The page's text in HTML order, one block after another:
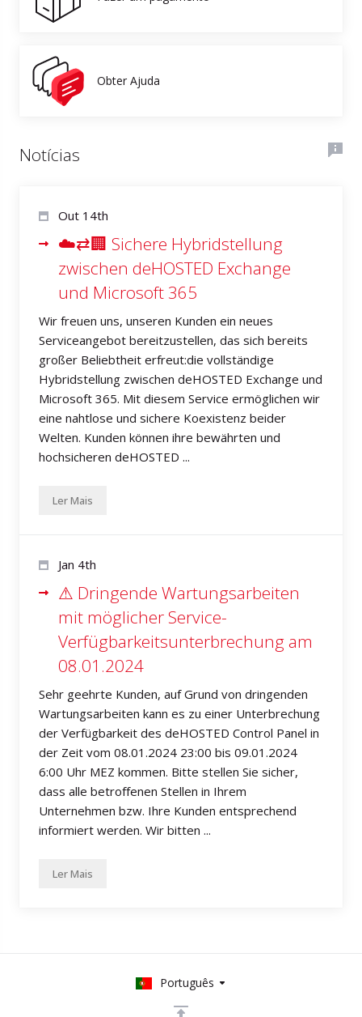
Obter Ajuda
Notícias
Out 14th
☁️⇄🏢 Sichere Hybridstellung
zwischen deHOSTED Exchange
und Microsoft 365
Wir freuen uns, unseren Kunden ein neues
Serviceangebot bereitzustellen, das sich bereits
großer Beliebtheit erfreut:die vollständige
Hybridstellung zwischen deHOSTED Exchange und
Microsoft 365. Mit diesem Service ermöglichen wir
eine nahtlose und sichere Koexistenz beider
Welten. Kunden können ihre bewährten und
hochsicheren deHOSTED ...
Ler Mais
Jan 4th
⚠ Dringende Wartungsarbeiten
mit möglicher Service-
Verfügbarkeitsunterbrechung am
08.01.2024
Sehr geehrte Kunden, auf Grund von dringenden
Wartungsarbeiten kann es zu einer Unterbrechung
der Verfügbarkeit des deHOSTED Control Panel in
der Zeit vom 08.01.2024 23:00 bis 09.01.2024
6:00 Uhr MEZ kommen. Bitte stellen Sie sicher,
dass alle betroffenen Stellen in Ihrem
Unternehmen bzw. Ihre Kunden entsprechend
informiert werden. Wir bitten ...
Ler Mais
Português